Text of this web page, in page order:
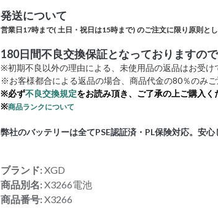
発送について
営業日17時まで( 土日・祝日は15時まで) のご注文に限り原則と
180日間不良交換保証となっておりますので
※初期不良以外の理由による、未使用品の返品はお受け
※お客様都合による返品の場合、商品代金の80％のみご
※必ず不良交換規定をお読み頂き、ご了承の上ご購入く
※商品ランクについて
弊社のバッテリーは全てPSE認証済・PL保険対応。安心
ブランド:XGD
商品別名:X3266電池
商品番号:X3266